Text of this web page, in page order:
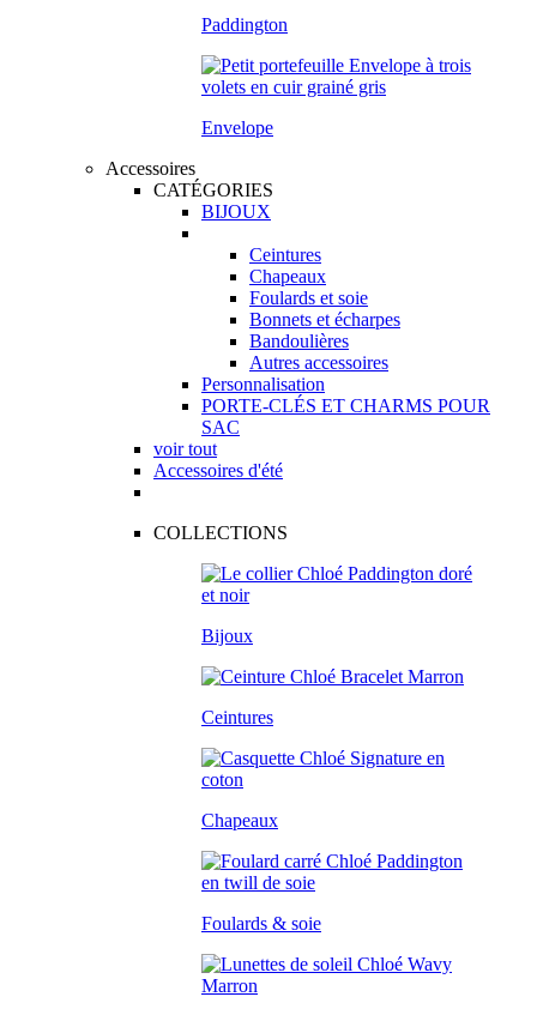
Paddington
Envelope
Accessoires
CATÉGORIES
BIJOUX
Ceintures
Chapeaux
Foulards et soie
Bonnets et écharpes
Bandoulières
Autres accessoires
Personnalisation
PORTE-CLÉS ET CHARMS POUR
SAC
voir tout
Accessoires d'été
COLLECTIONS
Bijoux
Ceintures
Chapeaux
Foulards & soie